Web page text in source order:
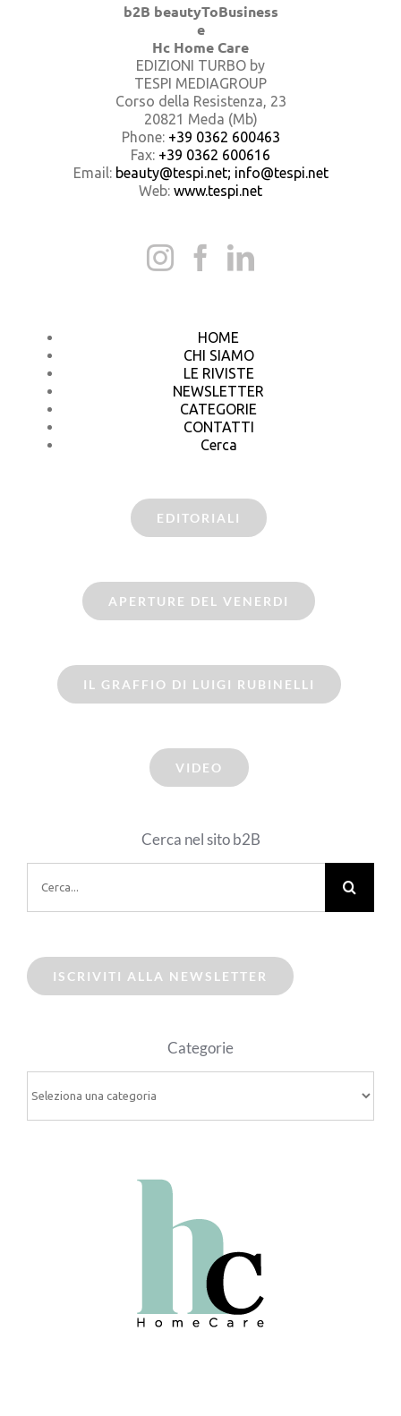
b2B beautyToBusiness
e
Hc Home Care
EDIZIONI TURBO by
TESPI MEDIAGROUP
Corso della Resistenza, 23
20821 Meda (Mb)
Phone: +39 0362 600463
Fax: +39 0362 600616
Email: beauty@tespi.net; info@tespi.net
Web: www.tespi.net
HOME
CHI SIAMO
LE RIVISTE
NEWSLETTER
CATEGORIE
CONTATTI
Cerca
EDITORIALI
APERTURE DEL VENERDI
IL GRAFFIO DI LUIGI RUBINELLI
VIDEO
Cerca nel sito b2B
per:
ISCRIVITI ALLA NEWSLETTER
Categorie